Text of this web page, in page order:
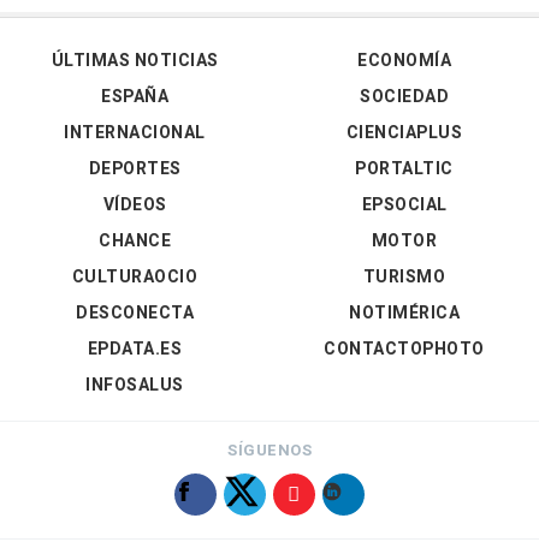
ÚLTIMAS NOTICIAS
ESPAÑA
INTERNACIONAL
DEPORTES
VÍDEOS
ECONOMÍA
SOCIEDAD
CIENCIAPLUS
PORTALTIC
EPSOCIAL
CHANCE
CULTURAOCIO
DESCONECTA
EPDATA.ES
INFOSALUS
MOTOR
TURISMO
NOTIMÉRICA
CONTACTOPHOTO
SÍGUENOS